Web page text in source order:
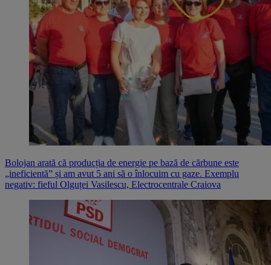
Bolojan arată că producția de energie pe bază de cărbune este
„ineficientă” și am avut 5 ani să o înlocuim cu gaze. Exemplu
negativ: fieful Olguței Vasilescu, Electrocentrale Craiova